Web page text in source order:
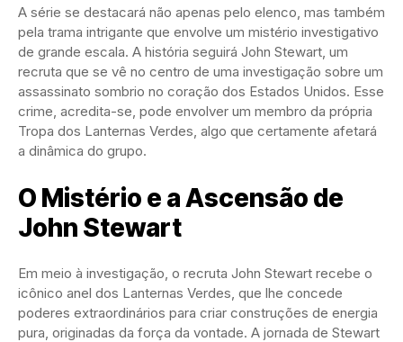
A série se destacará não apenas pelo elenco, mas também
pela trama intrigante que envolve um mistério investigativo
de grande escala. A história seguirá John Stewart, um
recruta que se vê no centro de uma investigação sobre um
assassinato sombrio no coração dos Estados Unidos. Esse
crime, acredita-se, pode envolver um membro da própria
Tropa dos Lanternas Verdes, algo que certamente afetará
a dinâmica do grupo.
O Mistério e a Ascensão de
John Stewart
Em meio à investigação, o recruta John Stewart recebe o
icônico anel dos Lanternas Verdes, que lhe concede
poderes extraordinários para criar construções de energia
pura, originadas da força da vontade. A jornada de Stewart